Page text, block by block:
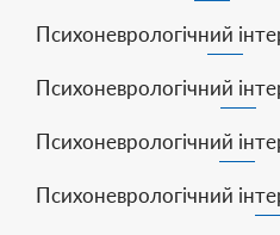
Психоневрологічний
Психоневрологічний
Психоневрологічний
Психоневрологічний